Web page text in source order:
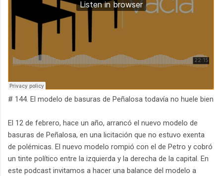
# 144. El modelo de basuras de Peñalosa todavía no huele bien
El 12 de febrero, hace un año, arrancó el nuevo modelo de
basuras de Peñalosa, en una licitación que no estuvo exenta
de polémicas. El nuevo modelo rompió con el de Petro y cobró
un tinte político entre la izquierda y la derecha de la capital. En
este podcast invitamos a hacer una balance del modelo a